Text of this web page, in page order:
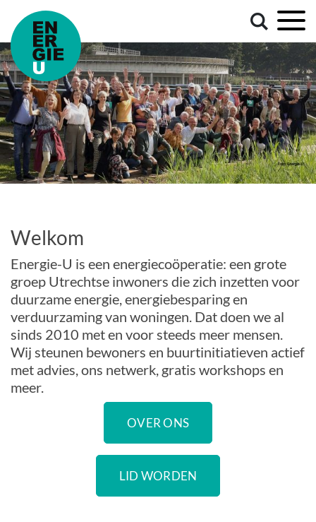
Welkom
Energie-U is een energiecoöperatie: een grote
groep Utrechtse inwoners die zich inzetten voor
duurzame energie, energiebesparing en
verduurzaming van woningen. Dat doen we al
sinds 2010 met en voor steeds meer mensen.
Wij steunen bewoners en buurtinitiatieven actief
met advies, ons netwerk, gratis workshops en
meer.
OVER ONS
LID WORDEN